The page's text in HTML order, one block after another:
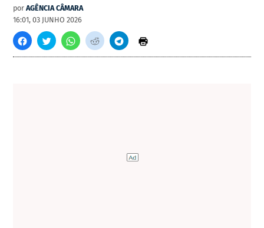
por AGÊNCIA CÂMARA
16:01, 03 JUNHO 2026